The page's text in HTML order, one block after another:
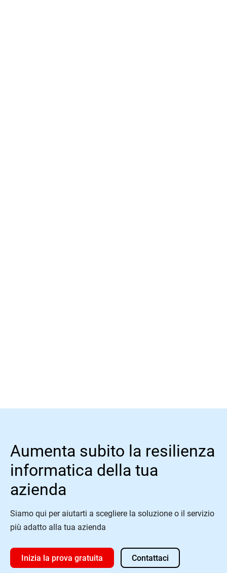
Aumenta subito la resilienza
informatica della tua
azienda
Siamo qui per aiutarti a scegliere la soluzione o il servizio
più adatto alla tua azienda
Inizia la prova gratuita Contattaci